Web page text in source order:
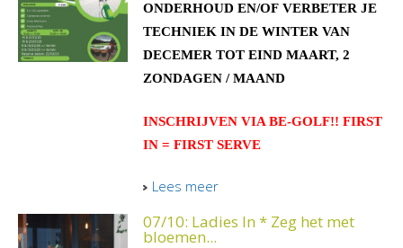
ONDERHOUD EN/OF VERBETER JE
TECHNIEK IN DE WINTER VAN
DECEMER TOT EIND MAART, 2
ZONDAGEN / MAAND
INSCHRIJVEN VIA BE-GOLF!! FIRST
IN = FIRST SERVE
Lees meer
07/10: Ladies In * Zeg het met
bloemen...